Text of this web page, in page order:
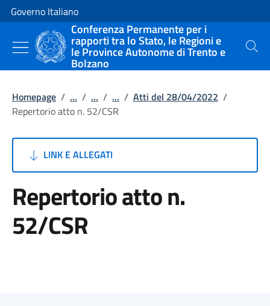
Vai al contenuto
Vai alla navigazione del sito
Governo Italiano
Conferenza Permanente per i
rapporti tra lo Stato, le Regioni e
le Province Autonome di Trento e
Bolzano
Cerca
Homepage / ... / ... / ... / Atti del 28/04/2022 /
Repertorio atto n. 52/CSR
LINK E ALLEGATI
Repertorio atto n.
52/CSR